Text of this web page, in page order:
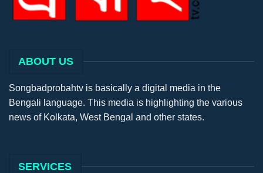
ABOUT US
Songbadprobahtv is basically a digital media in the
Bengali language. This media is highlighting the various
news of Kolkata, West Bengal and other states.
SERVICES